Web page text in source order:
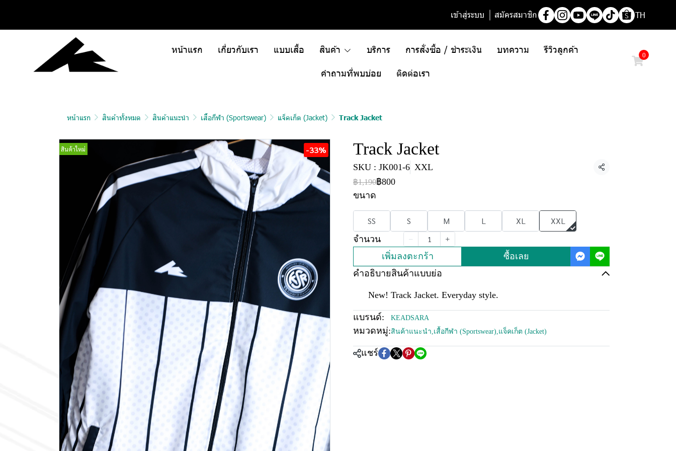
เข้าสู่ระบบ สมัครสมาชิก TH
หน้าแรก เกี่ยวกับเรา แบบเสื้อ สินค้า บริการ การสั่งซื้อ / ชำระเงิน บทความ รีวิวลูกค้า
คำถามที่พบบ่อย ติดต่อเรา
0
หน้าแรก สินค้าทั้งหมด สินค้าแนะนำ เสื้อกีฬา (Sportswear) แจ็คเก็ต (Jacket) Track Jacket
สินค้าใหม่ -33% Track Jacket
SKU : JK001-6 XXL แชร์
฿1,190฿800
ขนาด
SS S M L XL XXL
จำนวน
เพิ่มลงตะกร้า
ซื้อเลย
คำอธิบายสินค้าแบบย่อ
New! Track Jacket. Everyday style.
แบรนด์: KEADSARA
หมวดหมู่:สินค้าแนะนำ,เสื้อกีฬา (Sportswear),แจ็คเก็ต (Jacket)
แชร์